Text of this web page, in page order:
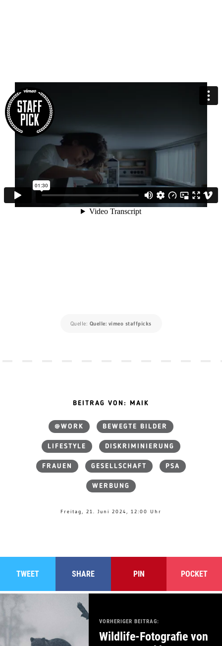
Quelle: Quelle: vimeo staffpicks
BEITRAG VON: MAIK
@WORK BEWEGTE BILDER
LIFESTYLE DISKRIMINIERUNG
FRAUEN GESELLSCHAFT PSA
WERBUNG
Freitag, 21. Juni 2024, 12:00 Uhr
TWEET SHARE PIN POCKET
VORHERIGER BEITRAG:
Wildlife-Fotografie von